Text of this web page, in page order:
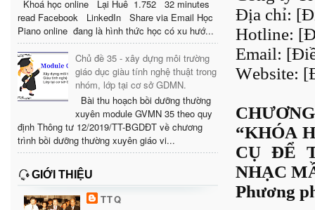
Khoá học online Lại Huê 1.752 32 minutes
read Facebook LinkedIn Share via Email Học
Piano online đang là hình thức học có xu hướ...
Chủ đề 35 - xây dựng môi trường
giáo dục giàu tính nghệ thuật trong
nhóm, lớp tại cơ sở GDMN.
Bài thu hoạch bồi dưỡng thường
xuyên module GVMN 35 theo quy
định Thông tư 12/2019/TT-BGDĐT về chương
trình bồi dưỡng thường xuyên giáo vi...
GIỚI THIỆU
TTQ
Địa chỉ:
Hotline:
Email:
Website:
“KHÓA
CỤ ĐỂ
NHẠC
Phương